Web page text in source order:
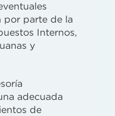
por parte de la
Internos,
y
adecuada
de